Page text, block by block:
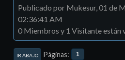
Publicado por Mukesur, 01 de
02:36:41 AM
0 Miembros y 1 Visitante están
IR ABAJO Páginas 1